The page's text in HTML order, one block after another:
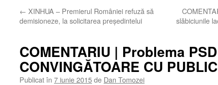
← XINHUA – Premierul României refuză să
demisioneze, la solicitarea preşedintelui
slăbiciunile
COMENTARIU | Problema
CONVINGĂTOARE CU
Publicat în 7 iunie 2015de Dan Tomozei